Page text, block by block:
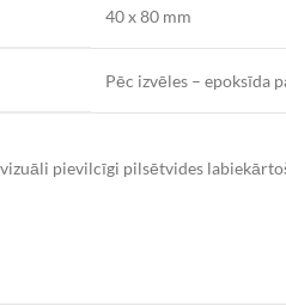
40 x 80 mm
Pēc izvēles – epoksīda
pievilcīgi pilsētvides